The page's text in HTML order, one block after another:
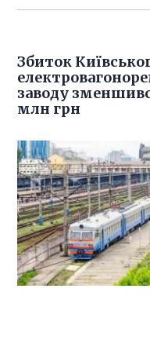
Збиток
заводу
млн грн